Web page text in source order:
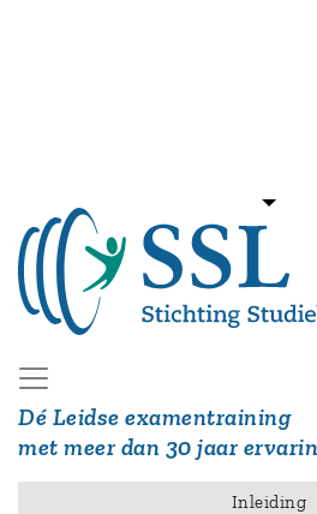
Dé Leidse examentraining
met meer dan 30 jaar
Inleiding